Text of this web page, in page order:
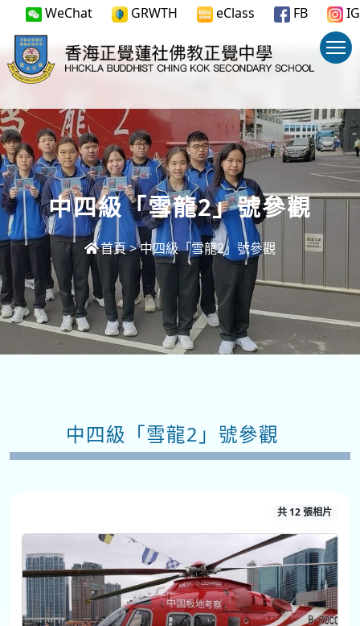
WeChat GRWTH eClass FB IG
中四級「雪龍2」號參觀
首頁>中四級「雪龍2」號參觀
中四級「雪龍2」號參觀
共 12 張相片